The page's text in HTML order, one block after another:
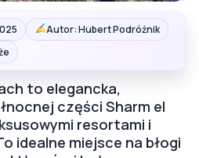
Autor: Hubert Podróżnik
to elegancka,
części Sharm el
resortami i
idealne miejsce na błogi